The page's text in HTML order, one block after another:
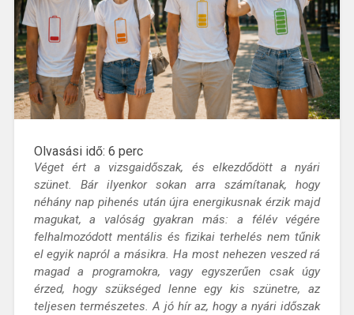
Olvasási idő: 6 perc
Véget ért a vizsgaidőszak, és elkezdődött a nyári
szünet. Bár ilyenkor sokan arra számítanak, hogy
néhány nap pihenés után újra energikusnak érzik majd
magukat, a valóság gyakran más: a félév végére
felhalmozódott mentális és fizikai terhelés nem tűnik
el egyik napról a másikra. Ha most nehezen veszed rá
magad a programokra, vagy egyszerűen csak úgy
érzed, hogy szükséged lenne egy kis szünetre, az
teljesen természetes. A jó hír az, hogy a nyári időszak